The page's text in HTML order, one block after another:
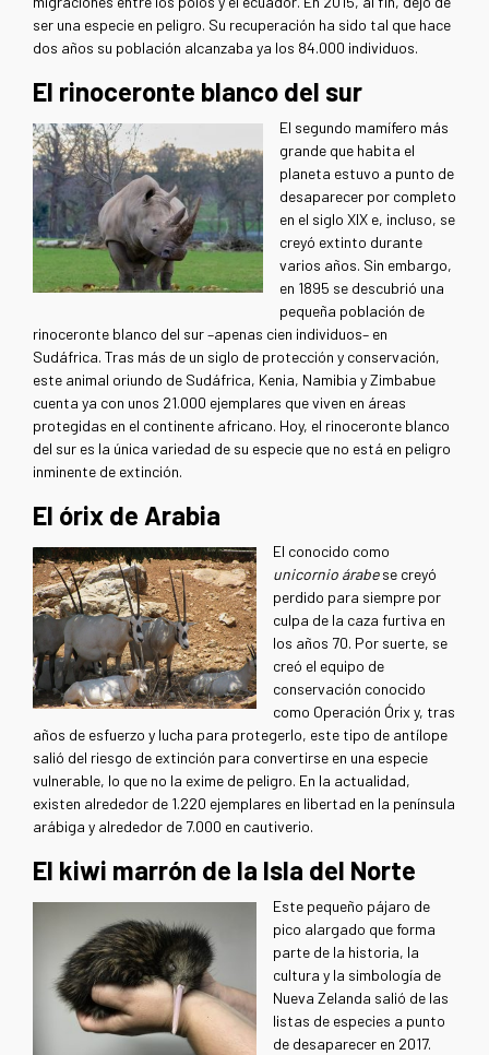
ser una especie en peligro. Su recuperación ha sido tal que hace
dos años su población alcanzaba ya los 84.000 individuos.
El rinoceronte blanco del sur
El segundo mamífero más
grande que habita el
planeta estuvo a punto de
desaparecer por completo
en el siglo XIX e, incluso, se
creyó extinto durante
varios años. Sin embargo,
en 1895 se descubrió una
pequeña población de
rinoceronte blanco del sur –apenas cien individuos– en
Sudáfrica. Tras más de un siglo de protección y conservación,
este animal oriundo de Sudáfrica, Kenia, Namibia y Zimbabue
cuenta ya con unos 21.000 ejemplares que viven en áreas
protegidas en el continente africano. Hoy, el rinoceronte blanco
del sur es la única variedad de su especie que no está en peligro
inminente de extinción.
El órix de Arabia
El conocido como
unicornio árabese creyó
perdido para siempre por
culpa de la caza furtiva en
los años 70. Por suerte, se
creó el equipo de
conservación conocido
como Operación Órix y, tras
años de esfuerzo y lucha para protegerlo, este tipo de antílope
salió del riesgo de extinción para convertirse en una especie
vulnerable, lo que no la exime de peligro. En la actualidad,
existen alrededor de 1.220 ejemplares en libertad en la península
arábiga y alrededor de 7.000 en cautiverio.
El kiwi marrón de la Isla del Norte
Este pequeño pájaro de
pico alargado que forma
parte de la historia, la
cultura y la simbología de
Nueva Zelanda salió de las
listas de especies a punto
de desaparecer en 2017.